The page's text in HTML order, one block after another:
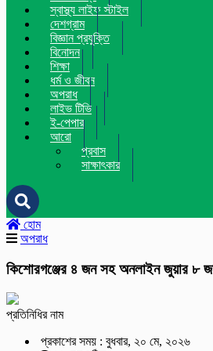
স্বাস্থ্য লাইফ স্টাইল
দেশগ্রাম
বিজ্ঞান প্রযুক্তি
বিনোদন
শিক্ষা
ধর্ম ও জীবন
অপরাধ
লাইভ টিভি
ই-পেপার
আরো
প্রবাস
সাক্ষাৎকার
হোম
অপরাধ
কিশোরগঞ্জের ৪ জন সহ অনলাইন জুয়ার ৮
প্রতিনিধির নাম
প্রকাশের সময় : বুধবার, ২০ মে, ২০২৬